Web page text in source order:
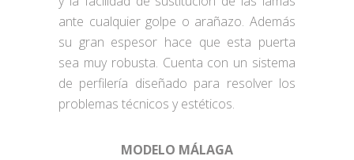
ante cualquier golpe o arañazo. Además
su gran espesor hace que esta puerta
sea muy robusta. Cuenta con un sistema
de perfilería diseñado para resolver los
problemas técnicos y estéticos.
MODELO MÁLAGA